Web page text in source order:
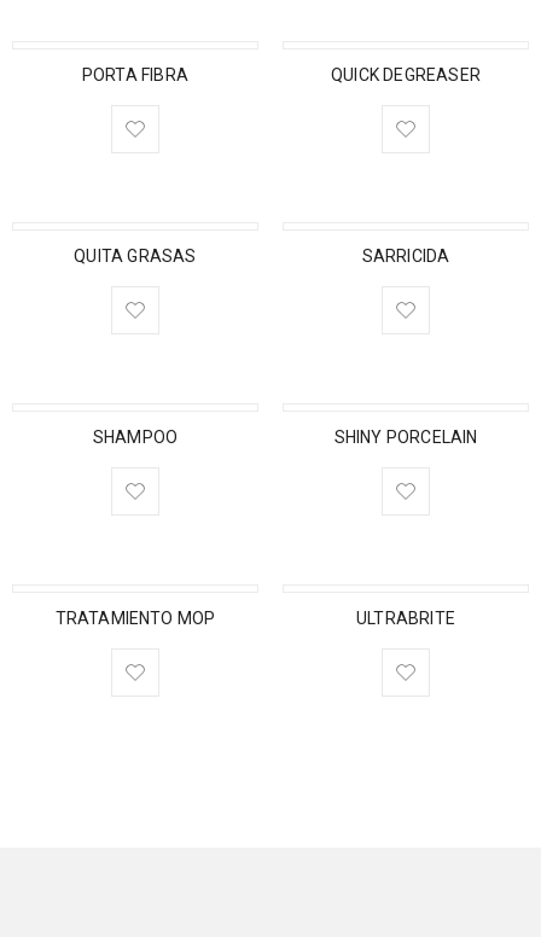
PORTA FIBRA QUICK DEGREASER
QUITA GRASAS SARRICIDA
SHAMPOO SHINY PORCELAIN
TRATAMIENTO MOP ULTRABRITE